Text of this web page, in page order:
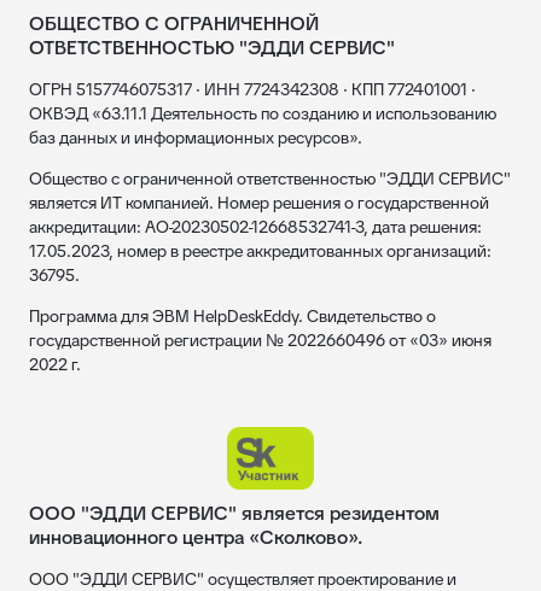
ОБЩЕСТВО С ОГРАНИЧЕННОЙ
ОТВЕТСТВЕННОСТЬЮ "ЭДДИ СЕРВИС"
ОГРН 5157746075317 · ИНН 7724342308 · КПП 772401001 ·
ОКВЭД «63.11.1 Деятельность по созданию и использованию
баз данных и информационных ресурсов».
Общество с ограниченной ответственностью "ЭДДИ СЕРВИС"
является ИТ компанией. Номер решения о государственной
аккредитации: АО-20230502-12668532741-3, дата решения:
17.05.2023, номер в реестре аккредитованных организаций:
36795.
Программа для ЭВМ HelpDeskEddy. Свидетельство о
государственной регистрации № 2022660496 от «03» июня
2022 г.
ООО "ЭДДИ СЕРВИС" является резидентом
инновационного центра «Сколково».
ООО "ЭДДИ СЕРВИС" осуществляет проектирование и